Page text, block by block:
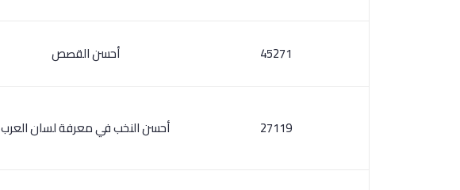
45271 أحسن القصص
27119 أحسن النخب في معرفة لسان العرب